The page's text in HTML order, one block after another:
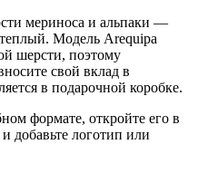
мериноса и альпаки —
Модель Аrequipa
шерсти, поэтому
свой вклад в
в подарочной коробке.
формате, откройте его в
добавьте логотип или